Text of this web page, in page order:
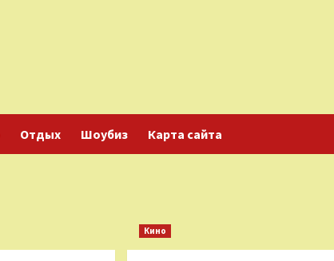
Отдых Шоубиз Карта сайта
Кино